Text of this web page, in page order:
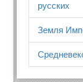
русских
Земля